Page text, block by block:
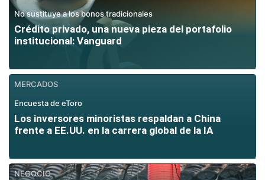
No sustituye a los bonos tradicionales
Crédito privado, una nueva pieza del portafolio
institucional: Vanguard
MERCADOS
Encuesta de eToro
Los inversores minoristas respaldan a China
frente a EE.UU. en la carrera global de la IA
NEGOCIO